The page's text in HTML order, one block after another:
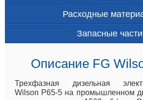
Расходные
Запасные части
Описание FG
Трехфазная дизельная
Wilson P65-5 на промышленном